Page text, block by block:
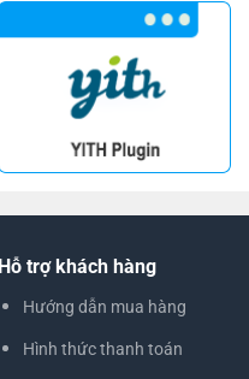
Hỗ trợ khách hàng
Hướng dẫn mua hàng
Hình thức thanh toán